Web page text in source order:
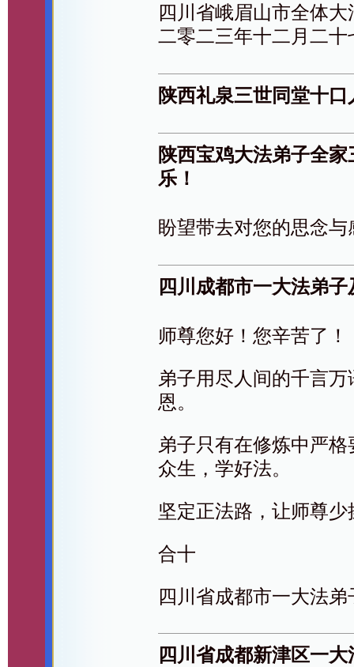
四川省峨眉山市全体
二零二三年十二月二十
陕西礼泉三世同堂十
陕西宝鸡大法弟子全
乐！
盼望带去对您的思念
四川成都市一大法弟
师尊您好！您辛苦了！
弟子用尽人间的千言
恩。
弟子只有在修炼中严
众生，学好法。
坚定正法路，让师尊
合十
四川省成都市一大法
四川省成都新津区一